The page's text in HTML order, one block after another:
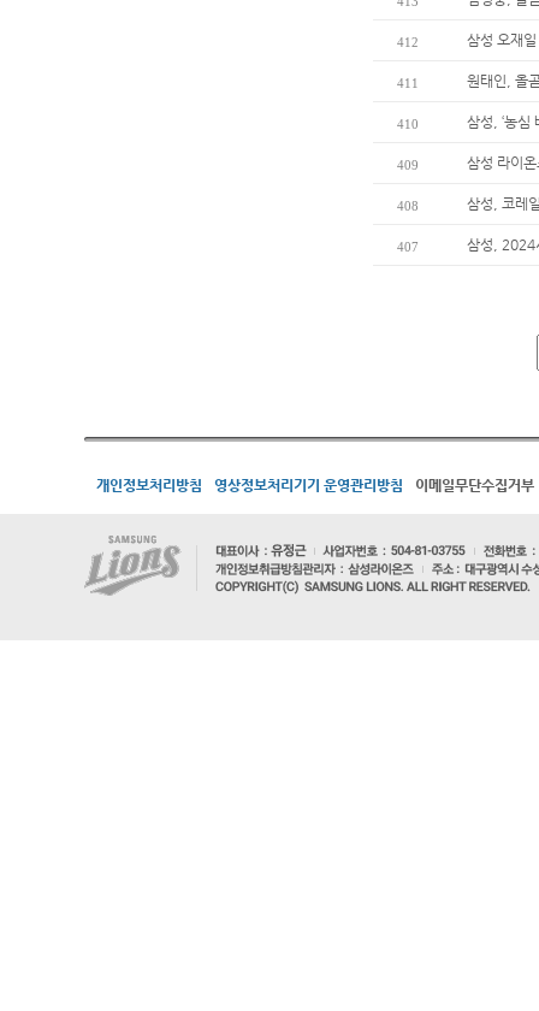
412 삼성 오재
411 원태인, 올
410 삼성, ‘농심
409 삼성 라이
408 삼성, 코레
407 삼성, 2024
개인정보처리방침 영상정보처리기기 운영관리방침 이메일무단수집거부